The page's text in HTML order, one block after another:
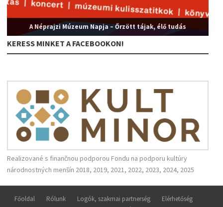
A Néprajzi Múzeum Napja – Őrzött tájak, élő tudás
KERESS MINKET A FACEBOOKON!
Realizované s finančnou podporou Fondu na podporu kultúry
národnostných menšín 2018, 2019, 2021, 2022, 2023, 2024, 2025
Főoldal Rólunk Logók, szakmai partnerség
Elérhetőség